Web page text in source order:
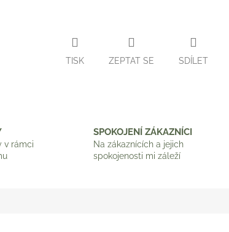
TISK ZEPTAT SE SDÍLET
v rámci
SPOKOJENÍ ZÁKAZNÍCI
Na zákaznících a jejich
spokojenosti mi záleží